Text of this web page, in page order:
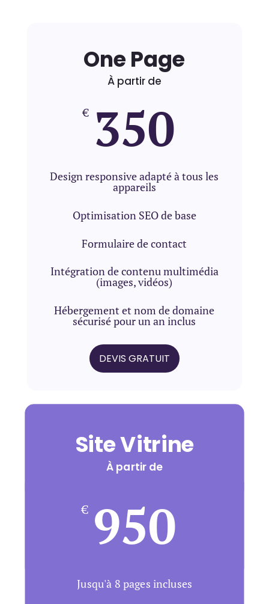
One Page
À partir de
€ 350
Design responsive adapté à tous les
appareils
Optimisation SEO de base
Formulaire de contact
Intégration de contenu multimédia
(images, vidéos)
Hébergement et nom de domaine
sécurisé pour un an inclus
DEVIS GRATUIT
Site Vitrine
À partir de
€ 950
Jusqu'à 8 pages incluses